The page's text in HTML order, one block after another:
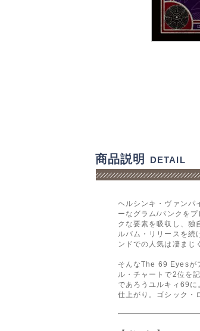
商品説明 DETAIL
ヘルシンキ・ヴァンパ
ーなグラム/パンクを
クな要素を吸収し、
ルバム・リリースを続
ンドでの人気は凄まじ
そんなThe 69 Eyesが
ル・チャートで2位を
であろうユルキィ69
仕上がり。ゴシック・